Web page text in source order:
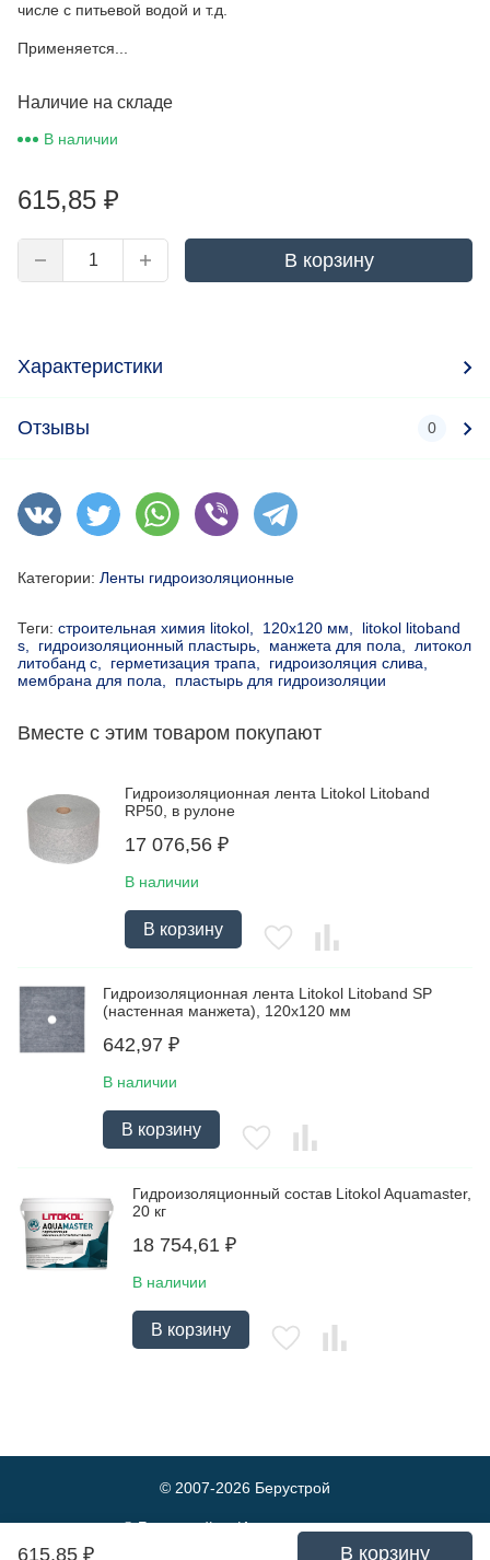
числе с питьевой водой и т.д.
Применяется...
Наличие на складе
В наличии
615,85 ₽
В корзину
615,85 ₽ В корзину
Характеристики
Отзывы 0
Категории: Ленты гидроизоляционные
Теги: строительная химия litokol, 120х120 мм,
litokol litoband
s,
гидроизоляционный пластырь, манжета для пола, литокол
литобанд с,
герметизация трапа,
гидроизоляция слива,
мембрана для пола,
пластырь для гидроизоляции
Вместе с этим товаром покупают
Гидроизоляционная лента Litokol Litoband
RP50, в рулоне
17 076,56 ₽
В наличии
В корзину
Гидроизоляционная лента Litokol Litoband SP
(настенная манжета), 120х120 мм
642,97 ₽
В наличии
В корзину
Гидроизоляционный состав Litokol Aquamaster,
20 кг
18 754,61 ₽
В наличии
В корзину
© 2007-2026 Берустрой
© Берустрой — Интернет-магазин
оптовой и розничной продажи